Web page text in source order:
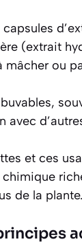
(extrait
mâcher ou
avec
et ces
de la plante.